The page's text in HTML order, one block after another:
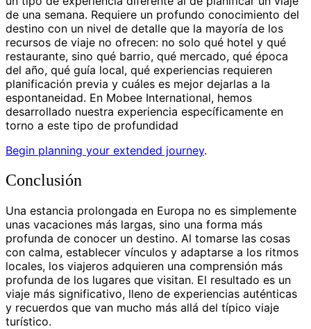
de una semana. Requiere un profundo conocimiento del
destino con un nivel de detalle que la mayoría de los
recursos de viaje no ofrecen: no solo qué hotel y qué
restaurante, sino qué barrio, qué mercado, qué época
del año, qué guía local, qué experiencias requieren
planificación previa y cuáles es mejor dejarlas a la
espontaneidad. En Mobee International, hemos
desarrollado nuestra experiencia específicamente en
torno a este tipo de profundidad
Begin planning your extended journey.
Conclusión
Una estancia prolongada en Europa no es simplemente
unas vacaciones más largas, sino una forma más
profunda de conocer un destino. Al tomarse las cosas
con calma, establecer vínculos y adaptarse a los ritmos
locales, los viajeros adquieren una comprensión más
profunda de los lugares que visitan. El resultado es un
viaje más significativo, lleno de experiencias auténticas
y recuerdos que van mucho más allá del típico viaje
turístico.